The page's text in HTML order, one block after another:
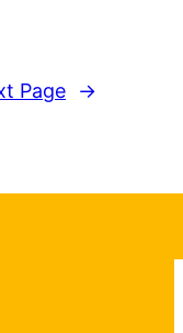
Page →